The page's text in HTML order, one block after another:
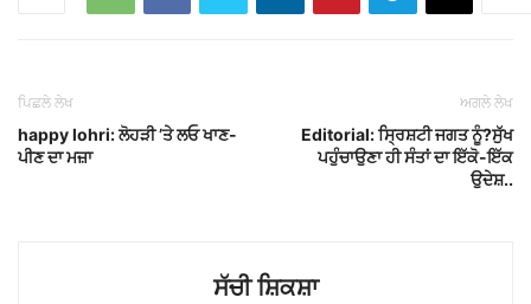
ਪਿਛਲੇ ਲੇਖ
happy lohri: ਲੋਹੜੀ ’ਤੇ ਲਓ ਖਾਣ-
ਪੀਣ ਦਾ ਮਜ਼ਾ
ਅਗਲੇ ਲੇਖ
Editorial: ਸ੍ਰਿਸ਼ਟੀ ਜਗਤ ਨੂੰ?ਸੁੱਖ
ਪਹੁੰਚਾਉਣਾ ਹੀ ਸੰਤਾਂ ਦਾ ਇੱਕੋ-ਇੱਕ
ਉਦੇਸ਼..
ਸੱਚੀ ਸ਼ਿਕਸ਼ਾ